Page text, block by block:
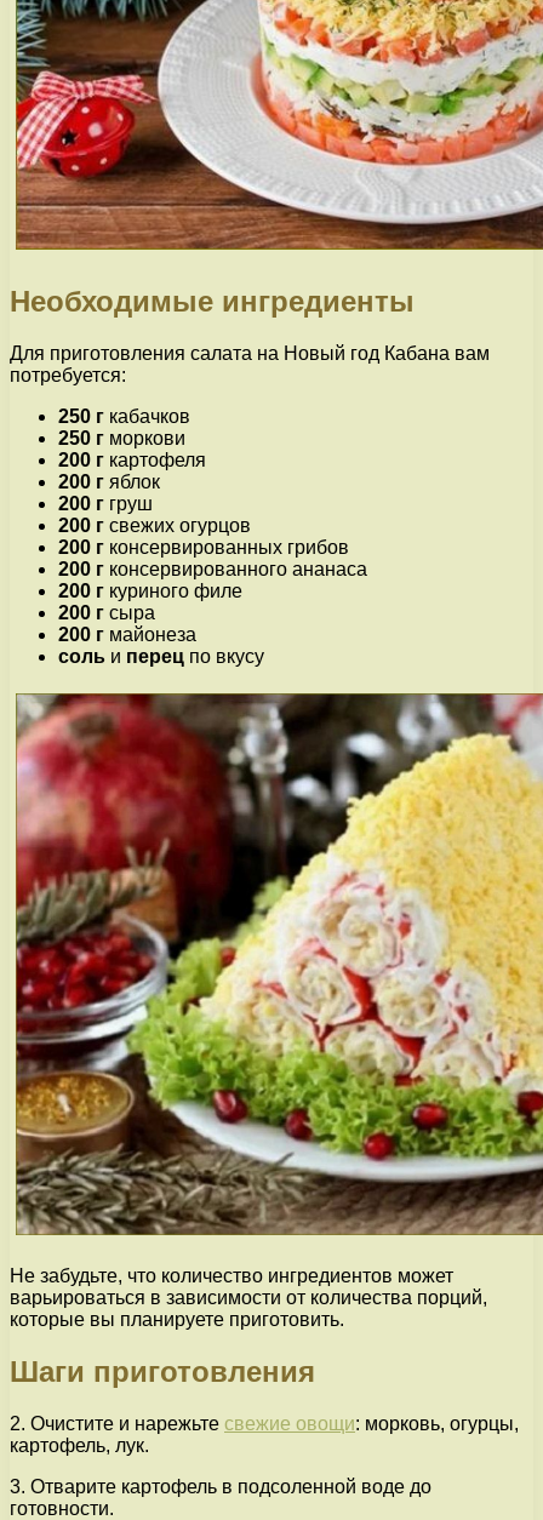
Необходимые ингредиенты
Для приготовления салата на Новый год Кабана вам
потребуется:
250 г кабачков
250 г моркови
200 г картофеля
200 г яблок
200 г груш
200 г свежих огурцов
200 г консервированных грибов
200 г консервированного ананаса
200 г куриного филе
200 г сыра
200 г майонеза
соль и перец по вкусу
Не забудьте, что количество ингредиентов может
варьироваться в зависимости от количества порций,
которые вы планируете приготовить.
Шаги приготовления
2. Очистите и нарежьте свежие овощи: морковь, огурцы,
картофель, лук.
3. Отварите картофель в подсоленной воде до
готовности.